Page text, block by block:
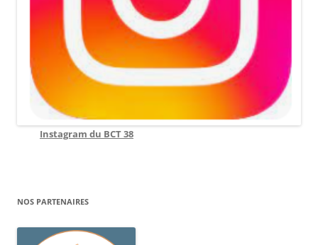
Instagram du BCT 38
NOS PARTENAIRES